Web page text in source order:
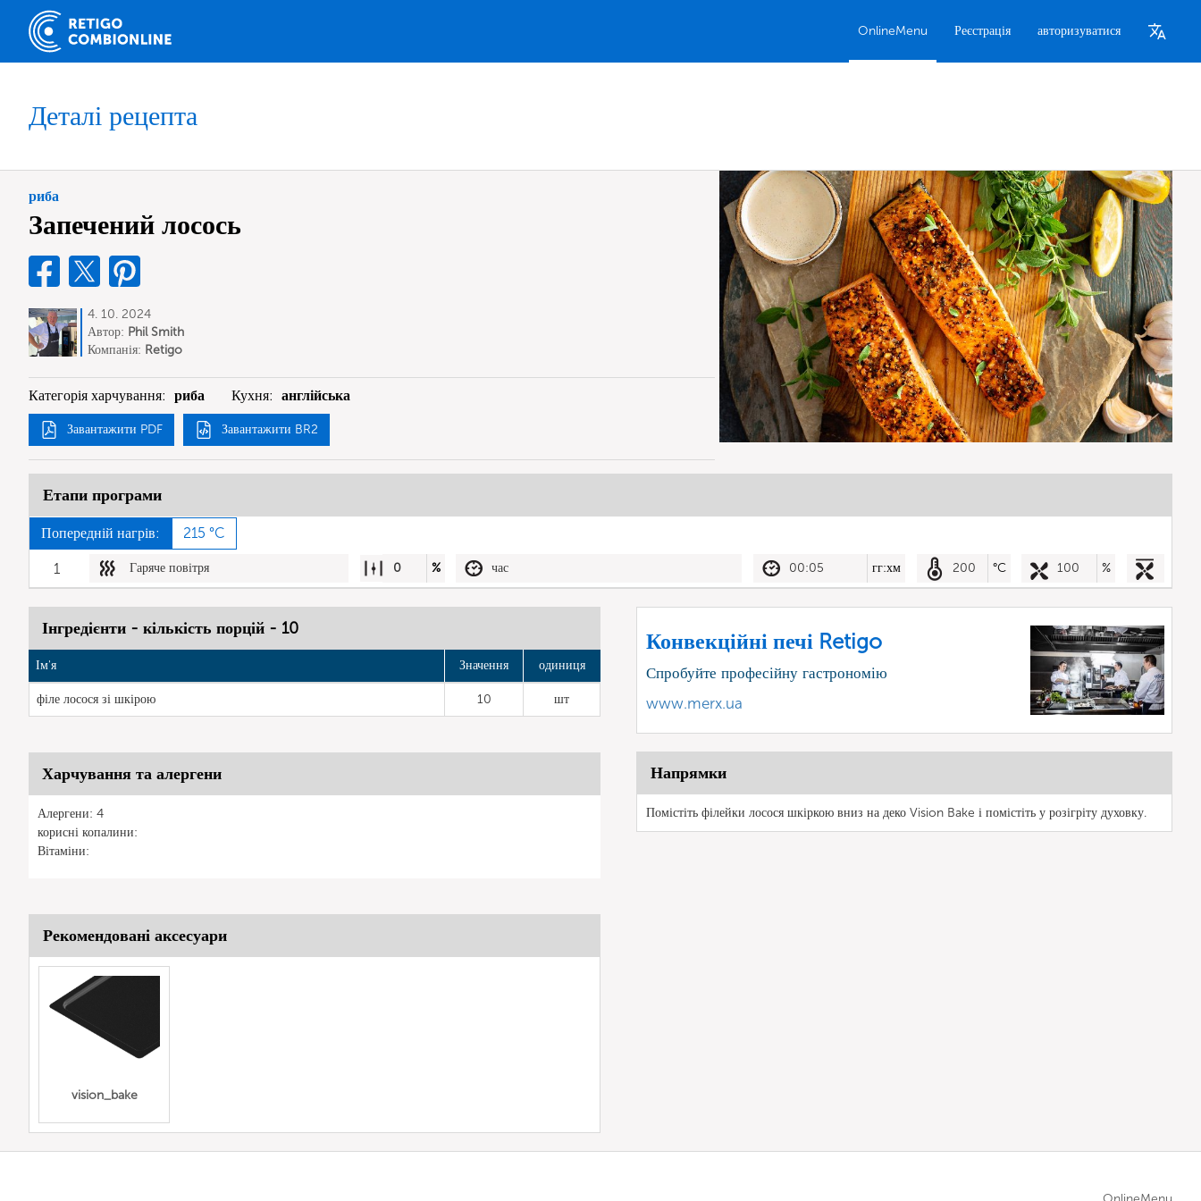
OnlineMenu Реєстрація авторизуватися
Деталі рецепта
риба
Запечений лосось
4. 10. 2024
Автор: Phil Smith
Компанія: Retigo
Категорія харчування: риба Кухня: англійська
Завантажити PDF Завантажити BR2
Етапи програми
Попередній нагрів: 215 °C
1 Гаряче повітря 0 % час 00:05 гг:хм 200 °C 100 %
Інгредієнти - кількість порцій - 10
Ім'я Значення одиниця
філе лосося зі шкірою 10 шт
Харчування та алергени
Алергени: 4
корисні копалини:
Вітаміни:
Конвекційні печі Retigo
Спробуйте професійну гастрономію
www.merx.ua
Напрямки
Помістіть філейки лосося шкіркою вниз на деко Vision Bake і помістіть у розігріту духовку.
Рекомендовані аксесуари
vision_bake